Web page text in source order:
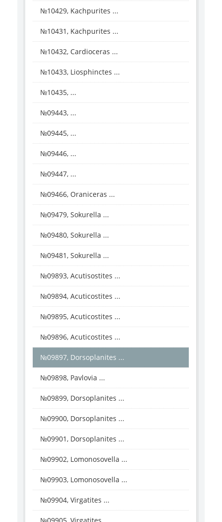
№10429, Kachpurites ...
№10431, Kachpurites ...
№10432, Cardioceras ...
№10433, Liosphinctes ...
№10435, ...
№09443, ...
№09445, ...
№09446, ...
№09447, ...
№09466, Oraniceras ...
№09479, Sokurella ...
№09480, Sokurella ...
№09481, Sokurella ...
№09893, Acutisostites ...
№09894, Acuticostites ...
№09895, Acuticostites ...
№09896, Acuticostites ...
№09897, Dorsoplanites ...
№09898, Pavlovia ...
№09899, Dorsoplanites ...
№09900, Dorsoplanites ...
№09901, Dorsoplanites ...
№09902, Lomonosovella ...
№09903, Lomonosovella ...
№09904, Virgatites ...
№09905, Virgatites ...